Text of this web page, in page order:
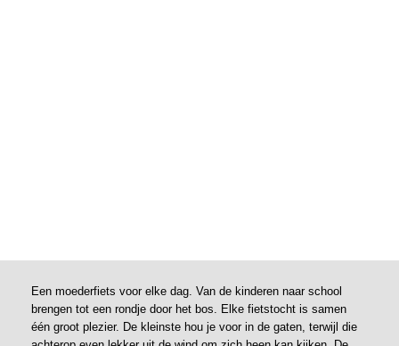
Een moederfiets voor elke dag. Van de kinderen naar school
brengen tot een rondje door het bos. Elke fietstocht is samen
één groot plezier. De kleinste hou je voor in de gaten, terwijl die